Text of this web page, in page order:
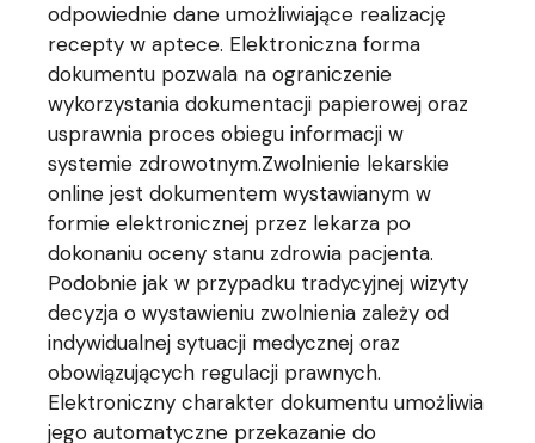
odpowiednie dane umożliwiające realizację
recepty w aptece. Elektroniczna forma
dokumentu pozwala na ograniczenie
wykorzystania dokumentacji papierowej oraz
usprawnia proces obiegu informacji w
systemie zdrowotnym.Zwolnienie lekarskie
online jest dokumentem wystawianym w
formie elektronicznej przez lekarza po
dokonaniu oceny stanu zdrowia pacjenta.
Podobnie jak w przypadku tradycyjnej wizyty
decyzja o wystawieniu zwolnienia zależy od
indywidualnej sytuacji medycznej oraz
obowiązujących regulacji prawnych.
Elektroniczny charakter dokumentu umożliwia
jego automatyczne przekazanie do